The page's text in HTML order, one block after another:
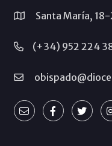
Santa María,
(+34) 952 224